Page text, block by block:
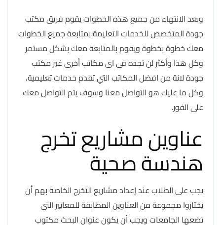
وبعد الانتهاء من جميع هذه الخطوات يقوم فريق مكتب
جودة المتخصص للخدمات التعليمة بمتابعة جميع الخطوات
معك خطوة بخطوة ويقوم بالمتابعة معك بشكل مستمر
وكل هذا وأكثر لن تجده فى اى مكاتب أخرى غير مكتب
جودة لانة من افضل المكاتب التي تقدم خدمات تعليمية،
وكل ما عليك هو التواصل معنا وسوف يتم التواصل معك
على الفور.
عناوين مشاريع تخرج
هندسة صحية
يجب على الطلاب عند إعداد مشاريع التخرج الخاصة بهم أن
يختاروا مجموعة من العناوين المطابقة للمعايير التى
تضعها الجامعات ويجب أن يكون عنوان البحث مكتوب